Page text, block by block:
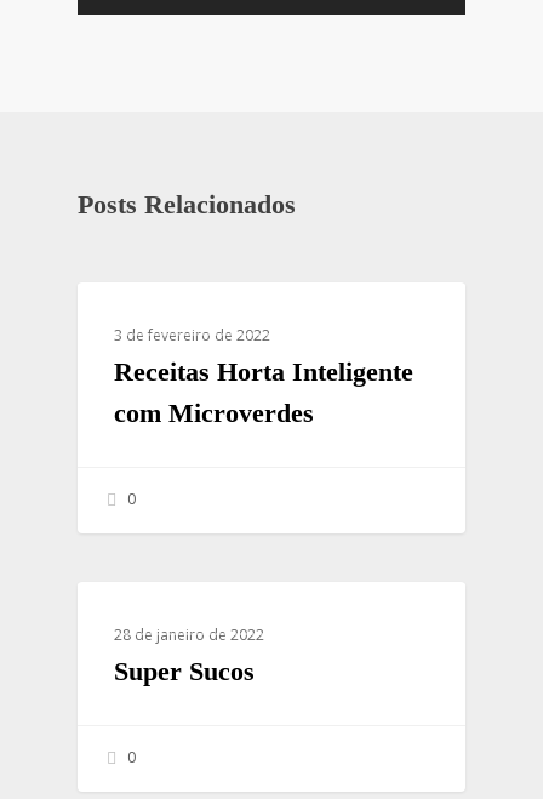
Posts Relacionados
3 de fevereiro de 2022
Receitas Horta Inteligente
com Microverdes
0
28 de janeiro de 2022
Super Sucos
0